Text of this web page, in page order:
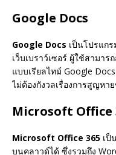
Google Docs
Google Docs เป็นโปรแก
เว็บเบราว์เซอร์ ผู้ใช้สามา
แบบเรียลไทม์ Google
ไม่ต้องกังวลเรื่องการสูญหา
Microsoft Office
Microsoft Office 365 เป็
บนคลาวด์ได้ ซึ่งรวมถึง